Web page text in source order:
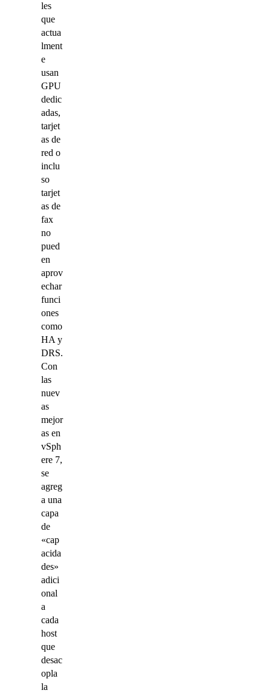
les
que
actua
lment
e
usan
GPU
dedic
adas,
tarjet
as de
red o
inclu
so
tarjet
as de
fax
no
pued
en
aprov
echar
funci
ones
como
HA y
DRS.
Con
las
nuev
as
mejor
as en
vSph
ere 7,
se
agreg
a una
capa
de
«cap
acida
des»
adici
onal
a
cada
host
que
desac
opla
la